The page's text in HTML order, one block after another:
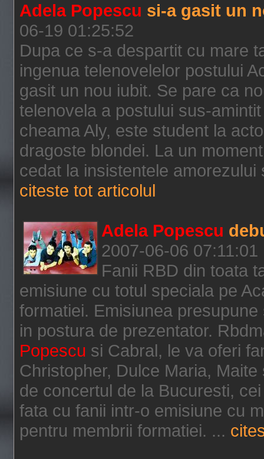
Adela Popescu si-a gasit un
06-19 01:25:52
Dupa ce s-a despartit cu mare
ingenua telenovelelor postului
gasit un nou iubit. Se pare ca
telenovela a postului sus-
cheama Aly, este student la
dragoste blondei. La un
cedat la insistentele
citeste tot articolul
Adela Popescu
2007-06-06 07:11:01
Fanii RBD din toata
emisiune cu totul speciala pe
formatiei. Emisiunea
in postura de prezentator.
Popescu si Cabral, le va oferi
Christopher, Dulce Maria,
de concertul de la Bucuresti,
fata cu fanii intr-o emisiune cu
pentru membrii formatiei. ...